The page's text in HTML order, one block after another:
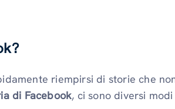
riempirsi di storie che
di Facebook, ci sono diversi